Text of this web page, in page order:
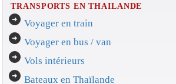
TRANSPORTS EN THAILANDE
arrow_circle_right Voyager en train
arrow_circle_right Voyager en bus / van
arrow_circle_right Vols intérieurs
arrow_circle_right Bateaux en Thaïlande